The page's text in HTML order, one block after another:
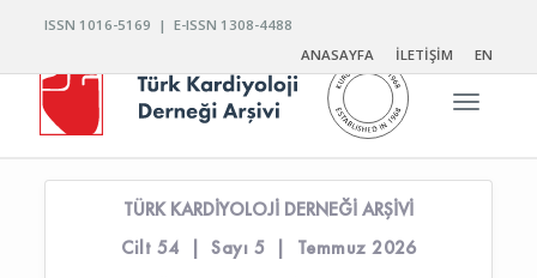
ISSN 1016-5169 | E-ISSN 1308-4488
ANASAYFA
İLETİŞİM EN
Toggle
TÜRK KARDİYOLOJİ DERNEĞİ ARŞİVİ
Cilt 54 | Sayı 5 | Temmuz 2026